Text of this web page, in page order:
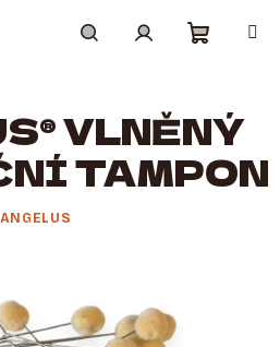
košík
VLNĚNÝ
TAMPON
ANGELUS